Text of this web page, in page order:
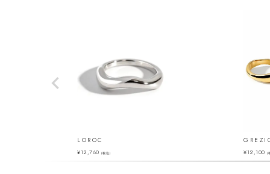
LOROC
¥12,760 （税込） ¥12,100